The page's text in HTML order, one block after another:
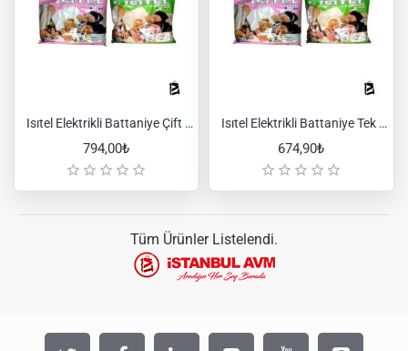
Isıtel Elektrikli Battaniye Çift Kişilik
794,00₺
Isıtel Elektrikli Battaniye Tek Kişilik
674,90₺
Tüm Ürünler Listelendi.